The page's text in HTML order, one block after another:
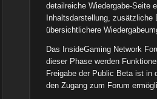
detailreiche Wiedergabe-Seite
Inhaltsdarstellung, zusätzliche
übersichtlichere
Das InsideGaming Network
dieser Phase werden
Freigabe der Public Beta ist in
den Zugang zum Forum